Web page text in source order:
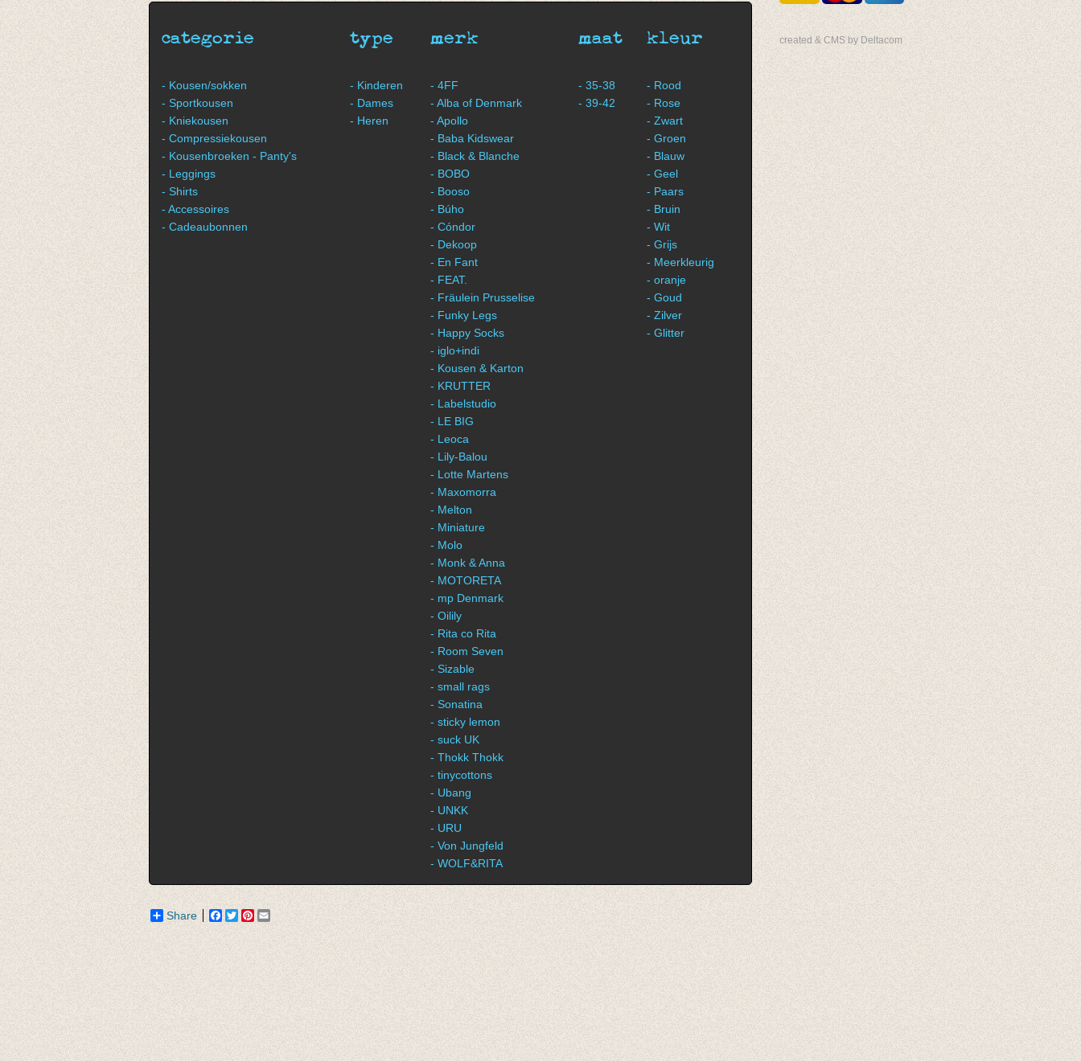
created & CMS by Deltacom
categorie
- Kousen/sokken
- Sportkousen
- Kniekousen
- Compressiekousen
- Kousenbroeken - Panty's
- Leggings
- Shirts
- Accessoires
- Cadeaubonnen
type
- Kinderen
- Dames
- Heren
merk
- 4FF
- Alba of Denmark
- Apollo
- Baba Kidswear
- Black & Blanche
- BOBO
- Booso
- Búho
- Cóndor
- Dekoop
- En Fant
- FEAT.
- Fräulein Prusselise
- Funky Legs
- Happy Socks
- iglo+indi
- Kousen & Karton
- KRUTTER
- Labelstudio
- LE BIG
- Leoca
- Lily-Balou
- Lotte Martens
- Maxomorra
- Melton
- Miniature
- Molo
- Monk & Anna
- MOTORETA
- mp Denmark
- Oilily
- Rita co Rita
- Room Seven
- Sizable
- small rags
- Sonatina
- sticky lemon
- suck UK
- Thokk Thokk
- tinycottons
- Ubang
- UNKK
- URU
- Von Jungfeld
- WOLF&RITA
maat
- 35-38
- 39-42
kleur
- Rood
- Rose
- Zwart
- Groen
- Blauw
- Geel
- Paars
- Bruin
- Wit
- Grijs
- Meerkleurig
- oranje
- Goud
- Zilver
- Glitter
Share Facebook
TwitterPinterest